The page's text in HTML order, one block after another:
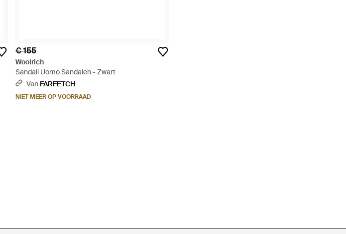
€ 155
Woolrich
Sandali Uomo Sandalen - Zwart
Van FARFETCH
NIET MEER OP VOORRAAD